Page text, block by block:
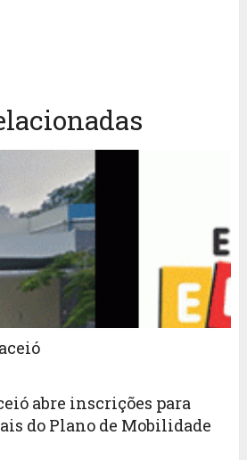
abre inscrições para
do Plano de Mobilidade